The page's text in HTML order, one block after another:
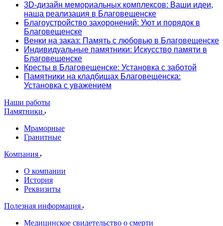
3D-дизайн мемориальных комплексов: Ваши идеи,
наша реализация в Благовещенске
Благоустройство захоронений: Уют и порядок в
Благовещенске
Венки на заказ: Память с любовью в Благовещенске
Индивидуальные памятники: Искусство памяти в
Благовещенске
Кресты в Благовещенске: Установка с заботой
Памятники на кладбищах Благовещенска:
Установка с уважением
Наши работы
Памятники
Мраморные
Гранитные
Компания
О компании
История
Реквизиты
Полезная информация
Медицинское свидетельство о смерти